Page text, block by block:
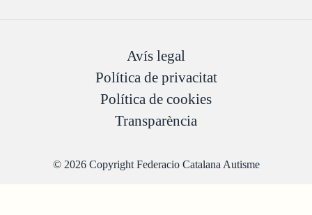
Avís legal
Política de privacitat
Política de cookies
Transparència
© 2026 Copyright Federacio Catalana Autisme